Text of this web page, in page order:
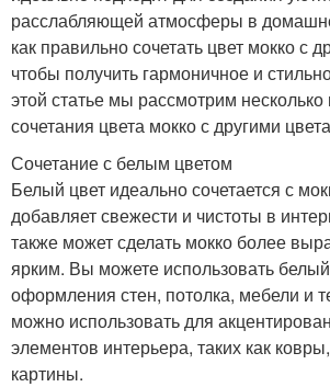
расслабляющей атмосферы в
как правильно сочетать цвет мокко с
чтобы получить гармоничное и
этой статье мы рассмотрим несколько
сочетания цвета мокко с другими
Сочетание с белым цветом
Белый цвет идеально сочетается с
добавляет свежести и чистоты в
также может сделать мокко более
ярким. Вы можете использовать
оформления стен, потолка, мебели и
можно использовать для
элементов интерьера, таких как
картины.